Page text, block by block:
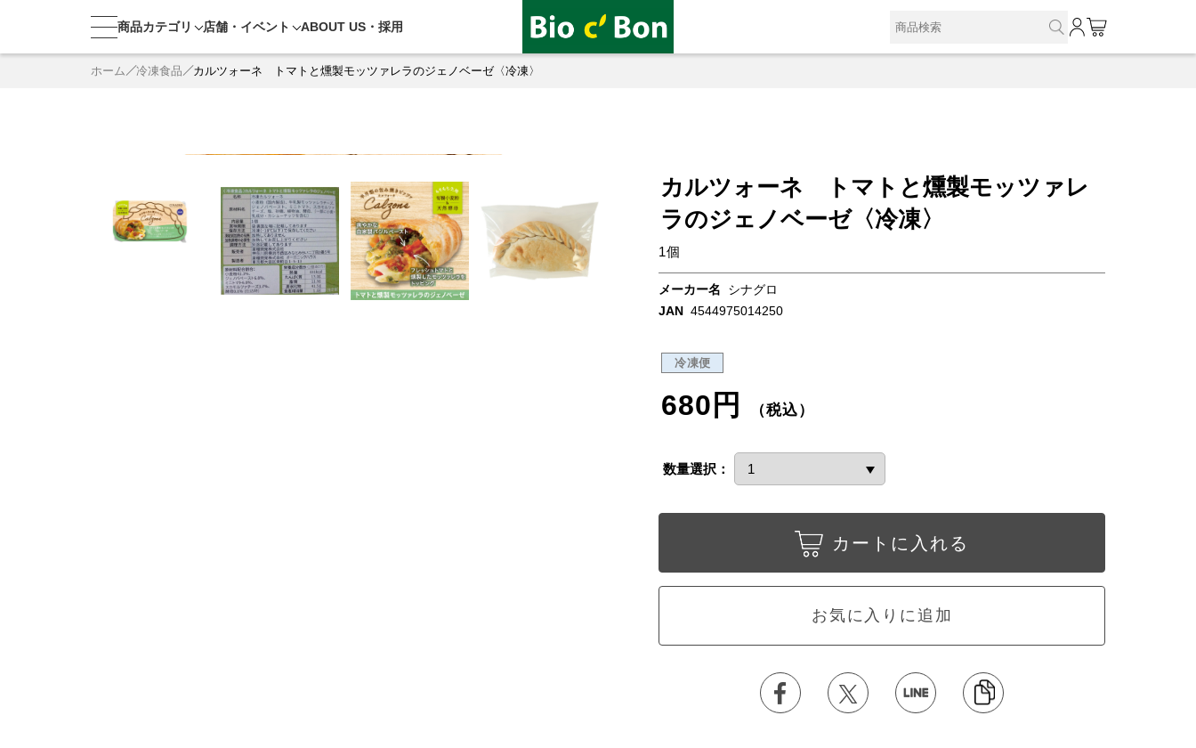
商品カテゴリ 店舗・ イベント ABOUT US・ 採用
ホーム 冷凍食品 カルツォーネ トマトと燻製モッツァレラのジェノベーゼ〈冷凍〉
カルツォーネ トマトと燻製モッツァレ
ラのジェノベーゼ〈冷凍〉
1個
メーカー名
シナグロ
JAN 4544975014250
冷凍便
680円 （税込）
数量選択：
カートに入れる
お気に入りに追加